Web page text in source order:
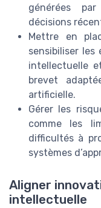
générées
décisions
Mettre en
sensibiliser
intellectuelle
brevet
artificielle.
Gérer les
comme les
difficultés à
systèmes
Aligner
intellectuelle